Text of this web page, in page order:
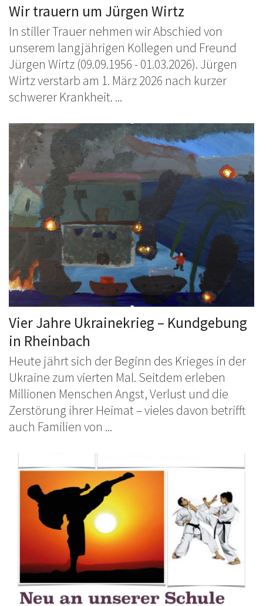
Wir trauern um Jürgen Wirtz
In stiller Trauer nehmen wir Abschied von
unserem langjährigen Kollegen und Freund
Jürgen Wirtz (09.09.1956 - 01.03.2026). Jürgen
Wirtz verstarb am 1. März 2026 nach kurzer
schwerer Krankheit. ...
Vier Jahre Ukrainekrieg – Kundgebung
in Rheinbach
Heute jährt sich der Beginn des Krieges in der
Ukraine zum vierten Mal. Seitdem erleben
Millionen Menschen Angst, Verlust und die
Zerstörung ihrer Heimat – vieles davon betrifft
auch Familien von ...